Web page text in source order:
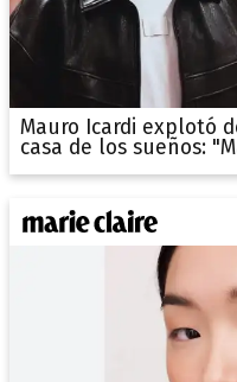
Mauro Icardi explotó
casa de los sueños: